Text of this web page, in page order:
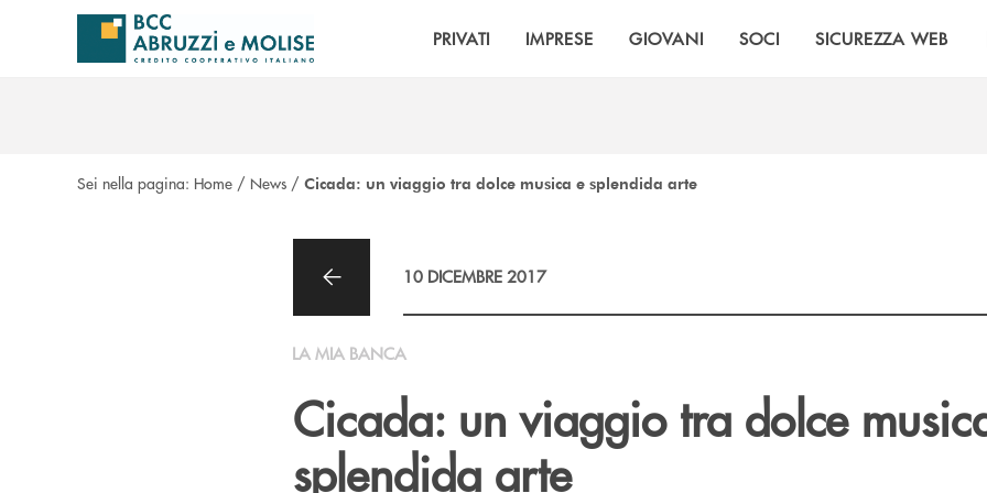
Salta al contenuto principale
PRIVATI IMPRESE GIOVANI SOCI SICUREZZA WEB
Sei nella pagina: Home / News / Cicada: un viaggio tra dolce musica e splendida arte
10 DICEMBRE 2017
LA MIA BANCA
Cicada: un viaggio tra dolce
splendida arte